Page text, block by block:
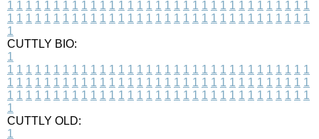
1 1 1 1 1 1 1 1 1 1 1 1 1 1 1 1 1 1 1 1 1 1 1 1 1 1 1 1 1 1 1 1 1
1 1 1 1 1 1 1 1 1 1 1 1 1 1 1 1 1 1 1 1 1 1 1 1 1 1 1 1 1 1 1 1 1
1
CUTTLY BIO:
1
1 1 1 1 1 1 1 1 1 1 1 1 1 1 1 1 1 1 1 1 1 1 1 1 1 1 1 1 1 1 1 1 1
1 1 1 1 1 1 1 1 1 1 1 1 1 1 1 1 1 1 1 1 1 1 1 1 1 1 1 1 1 1 1 1 1
1 1 1 1 1 1 1 1 1 1 1 1 1 1 1 1 1 1 1 1 1 1 1 1 1 1 1 1 1 1 1 1 1
1
CUTTLY OLD:
1